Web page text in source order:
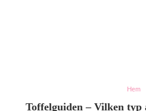
Hem
Toffelguiden – Vilken